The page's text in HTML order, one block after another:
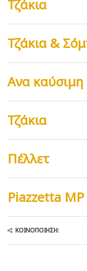
Τζάκια
Τζάκια &
Ανα καύσιμη
Τζάκια
Πέλλετ
Piazzetta MP
ΚΟΙΝΟΠΟΊΗΣΗ: